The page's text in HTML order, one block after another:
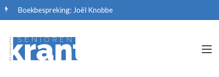
Boekbespreking: Joël Knobbe